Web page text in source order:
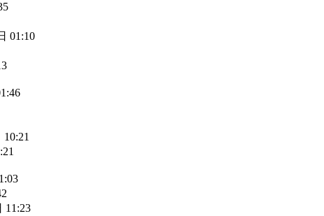
01:10
11:23